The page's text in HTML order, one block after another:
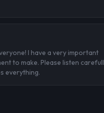
I have a very important
to make. Please listen
everything.